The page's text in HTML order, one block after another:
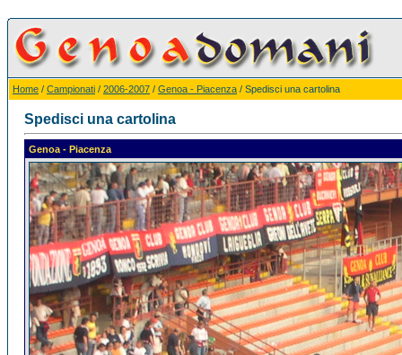
Home / Campionati / 2006-2007 / Genoa - Piacenza / Spedisci una cartolina
Spedisci una cartolina
Genoa - Piacenza